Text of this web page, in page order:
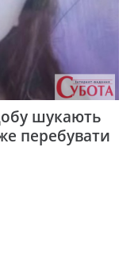
шукають
перебувати